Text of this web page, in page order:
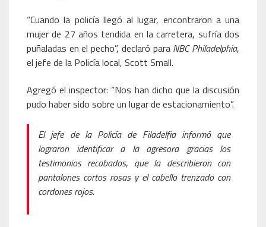
“Cuando la policía llegó al lugar, encontraron a una
mujer de 27 años tendida en la carretera, sufría dos
puñaladas en el pecho”, declaró para NBC Philadelphia,
el jefe de la Policía local, Scott Small.
Agregó el inspector: “Nos han dicho que la discusión
pudo haber sido sobre un lugar de estacionamiento”.
El jefe de la Policía de Filadelfia informó que
lograron identificar a la agresora gracias los
testimonios recabados, que la describieron con
pantalones cortos rosas y el cabello trenzado con
cordones rojos.